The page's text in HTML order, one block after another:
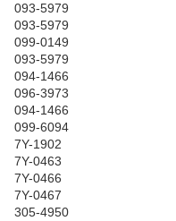
093-5979
093-5979
099-0149
093-5979
094-1466
096-3973
094-1466
099-6094
7Y-1902
7Y-0463
7Y-0466
7Y-0467
305-4950